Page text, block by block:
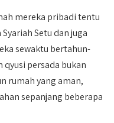
mereka pribadi tentu
Setu dan juga
sewaktu bertahun-
persada bukan
rumah yang aman,
sepanjang beberapa